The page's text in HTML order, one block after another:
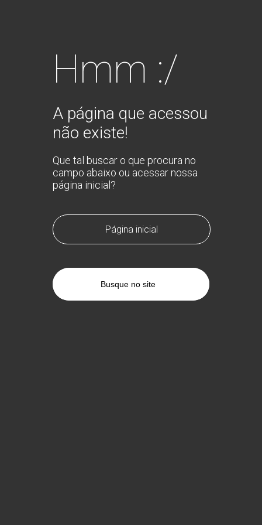
Hmm :/
A página que acessou
não existe!
Que tal buscar o que procura no
campo abaixo ou acessar nossa
página inicial?
Página inicial